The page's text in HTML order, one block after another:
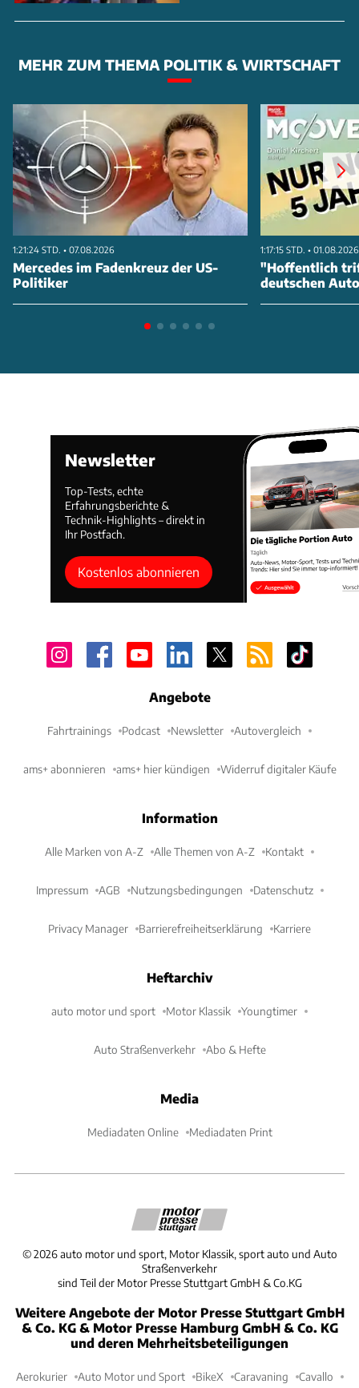
MEHR ZUM THEMA POLITIK & WIRTSCHAFT
1:21:24 STD. • 07.08.2026
Mercedes im Fadenkreuz der US-
Politiker
1:17:15 STD. • 01.08.2026
"Hoffentlich
deutschen
Newsletter
Top-Tests, echte
Erfahrungsberichte &
Technik-Highlights – direkt in
Ihr Postfach.
Kostenlos abonnieren
Angebote
Fahrtrainings Podcast Newsletter Autovergleich
ams+ abonnieren ams+ hier kündigen Widerruf digitaler Käufe
Information
Alle Marken von A-Z Alle Themen von A-Z Kontakt
Impressum AGB Nutzungsbedingungen Datenschutz
Privacy Manager Barrierefreiheitserklärung Karriere
Heftarchiv
auto motor und sport Motor Klassik Youngtimer
Auto Straßenverkehr Abo & Hefte
Media
Mediadaten Online Mediadaten Print
©2026 auto motor und sport, Motor Klassik, sport auto und Auto
Straßenverkehr
sind Teil der Motor Presse Stuttgart GmbH & Co.KG
Weitere Angebote der Motor Presse Stuttgart GmbH
& Co. KG & Motor Presse Hamburg GmbH & Co. KG
und deren Mehrheitsbeteiligungen
Aerokurier Auto Motor und Sport BikeX Caravaning Cavallo